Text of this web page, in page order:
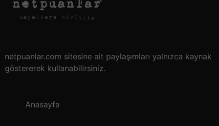
netpuanlar.com sitesine ait paylaşımları yalnızca kaynak
göstererek kullanabilirsiniz.
Anasayfa